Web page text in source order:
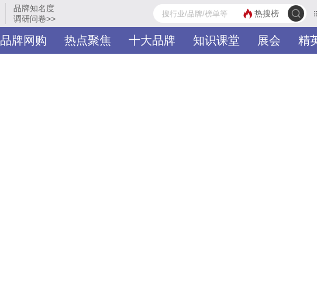
品牌知名度
调研问卷>>
热搜榜
品牌网购 热点聚焦 十大品牌 知识课堂 展会
精